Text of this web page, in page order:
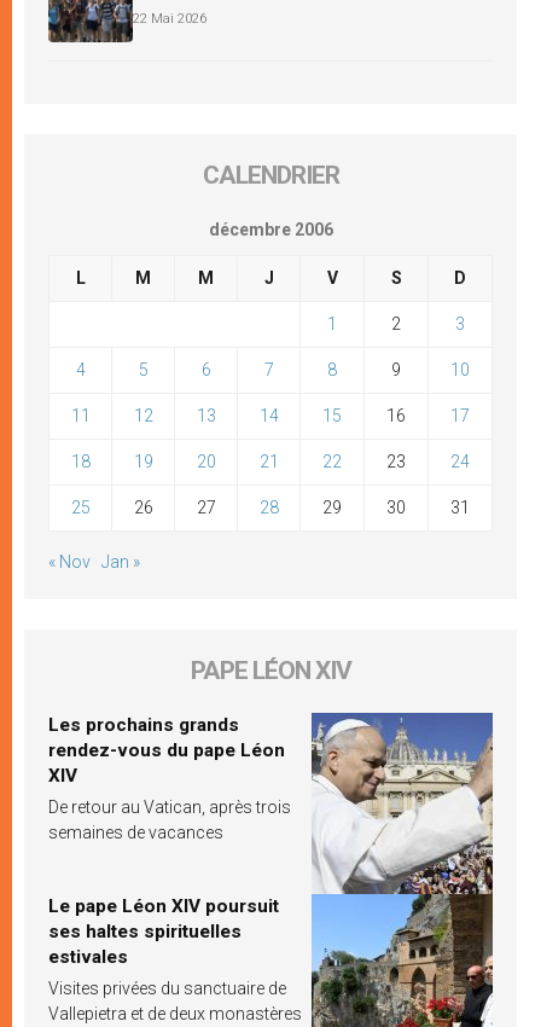
22 Mai 2026
CALENDRIER
décembre 2006
L M M J V S D
1 2 3
4 5 6 7 8 9 10
11 12 13 14 15 16 17
18 19 20 21 22 23 24
25 26 27 28 29 30 31
« Nov Jan »
PAPE LÉON XIV
Les prochains grands
rendez-vous du pape Léon
XIV
De retour au Vatican, après trois
semaines de vacances
Le pape Léon XIV poursuit
ses haltes spirituelles
estivales
Visites privées du sanctuaire de
Vallepietra et de deux monastères